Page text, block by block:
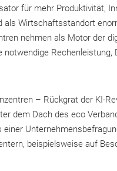
für mehr Produktivität,
als Wirtschaftsstandort
nehmen als Motor der
notwendige
– Rückgrat der KI-
dem Dach des eco
beispielsweise auf